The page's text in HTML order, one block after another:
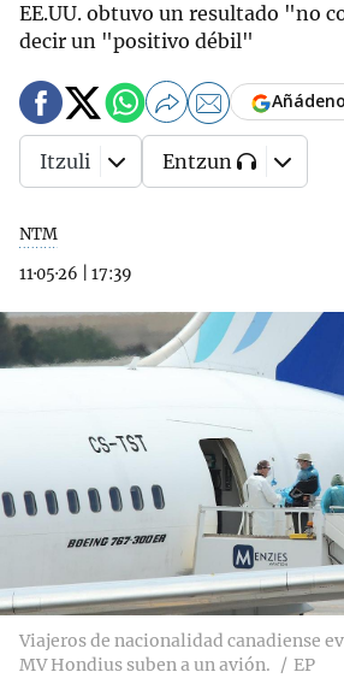
EE.UU. obtuvo un resultado "no
decir un "positivo débil"
NTM
11·05·26
17:39
Itzuli Entzun
Viajeros de nacionalidad canadiense
MV Hondius suben a un avión.
EP